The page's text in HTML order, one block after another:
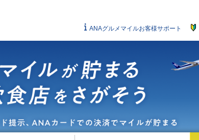
ANAグルメマイルお客様サポート